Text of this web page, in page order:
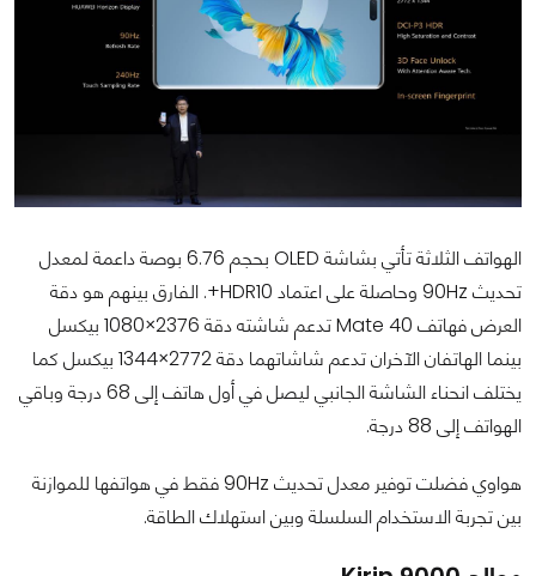
الهواتف الثلاثة تأتي بشاشة OLED بحجم 6.76 بوصة داعمة لمعدل
تحديث 90Hz وحاصلة على اعتماد HDR10+. الفارق بينهم هو دقة
العرض فهاتف Mate 40 تدعم شاشته دقة 2376×1080 بيكسل
بينما الهاتفان الآخران تدعم شاشاتهما دقة 2772×1344 بيكسل كما
يختلف انحناء الشاشة الجانبي ليصل في أول هاتف إلى 68 درجة وباقي
الهواتف إلى 88 درجة.
هواوي فضلت توفير معدل تحديث 90Hz فقط في هواتفها للموازنة
بين تجربة الاستخدام السلسلة وبين استهلاك الطاقة.